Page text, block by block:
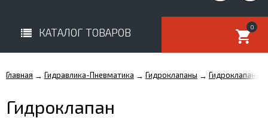
КАТАЛОГ ТОВАРОВ 0
Главная → Гидравлика-Пневматика → Гидроклапаны → Гидроклапаны
Гидроклапан